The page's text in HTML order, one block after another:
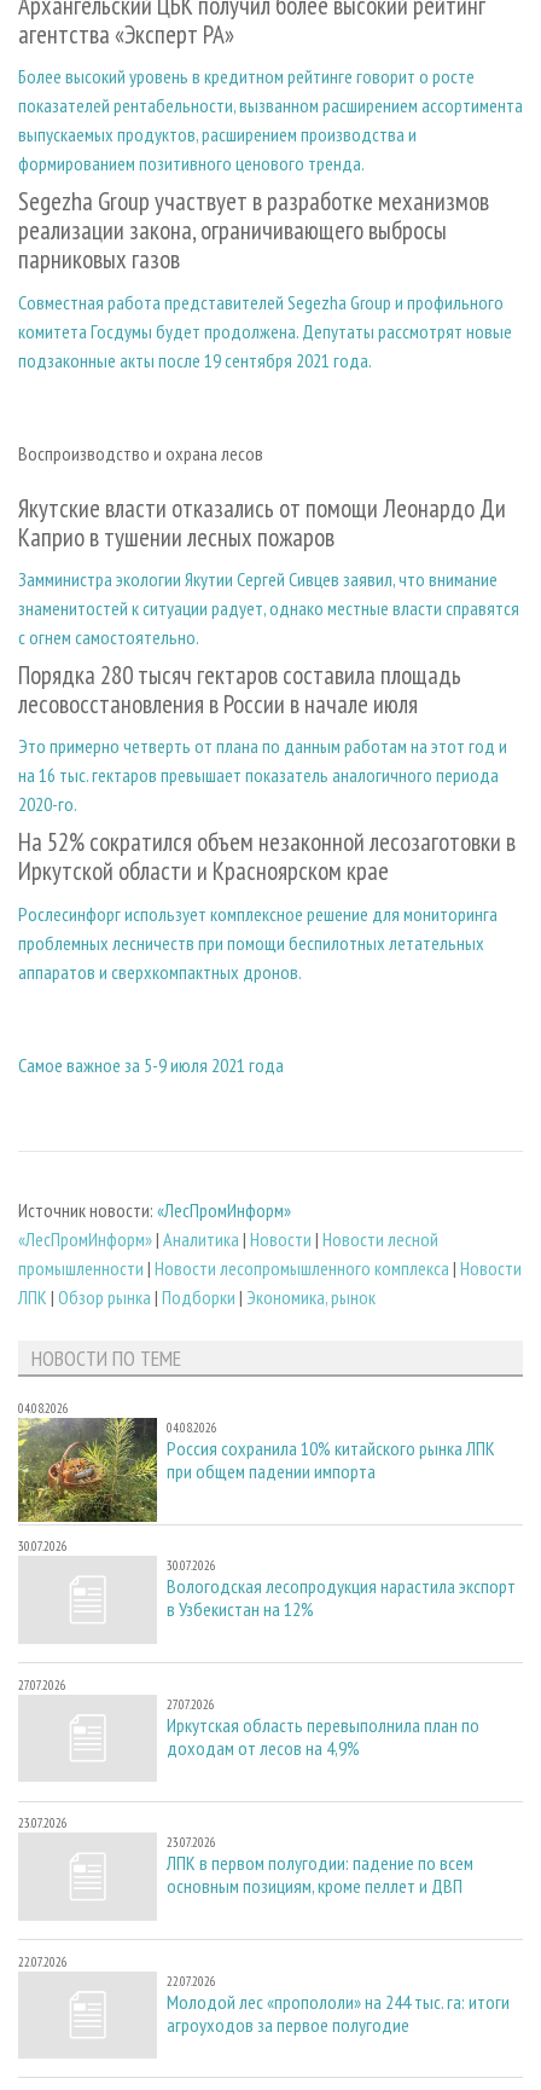
агентства «Эксперт РА»
Более высокий уровень в кредитном рейтинге говорит о росте
показателей рентабельности, вызванном расширением ассортимента
выпускаемых продуктов, расширением производства и
формированием позитивного ценового тренда.
Segezha Group участвует в разработке механизмов
реализации закона, ограничивающего выбросы
парниковых газов
Совместная работа представителей Segezha Group и профильного
комитета Госдумы будет продолжена. Депутаты рассмотрят новые
подзаконные акты после 19 сентября 2021 года.
Воспроизводство и охрана лесов
Якутские власти отказались от помощи Леонардо Ди
Каприо в тушении лесных пожаров
Замминистра экологии Якутии Сергей Сивцев заявил, что внимание
знаменитостей к ситуации радует, однако местные власти справятся
с огнем самостоятельно.
Порядка 280 тысяч гектаров составила площадь
лесовосстановления в России в начале июля
Это примерно четверть от плана по данным работам на этот год и
на 16 тыс. гектаров превышает показатель аналогичного периода
2020-го.
На 52% сократился объем незаконной лесозаготовки в
Иркутской области и Красноярском крае
Рослесинфорг использует комплексное решение для мониторинга
проблемных лесничеств при помощи беспилотных летательных
аппаратов и сверхкомпактных дронов.
Самое важное за 5-9 июля 2021 года
Источник новости: «ЛесПромИнформ»
«ЛесПромИнформ»| Аналитика | Новости | Новости лесной
промышленности | Новости лесопромышленного комплекса | Новости
ЛПК | Обзор рынка | Подборки | Экономика, рынок
НОВОСТИ ПО ТЕМЕ
04.08.2026
04.08.2026
Россия сохранила 10% китайского рынка ЛПК
при общем падении импорта
30.07.2026
30.07.2026
Вологодская лесопродукция нарастила экспорт
в Узбекистан на 12%
27.07.2026
27.07.2026
Иркутская область перевыполнила план по
доходам от лесов на 4,9%
23.07.2026
23.07.2026
ЛПК в первом полугодии: падение по всем
основным позициям, кроме пеллет и ДВП
22.07.2026
22.07.2026
Молодой лес «пропололи» на 244 тыс. га: итоги
агроуходов за первое полугодие